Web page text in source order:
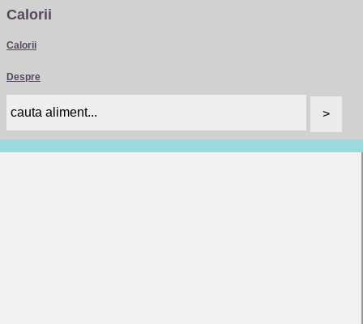
Calorii
Calorii
Despre